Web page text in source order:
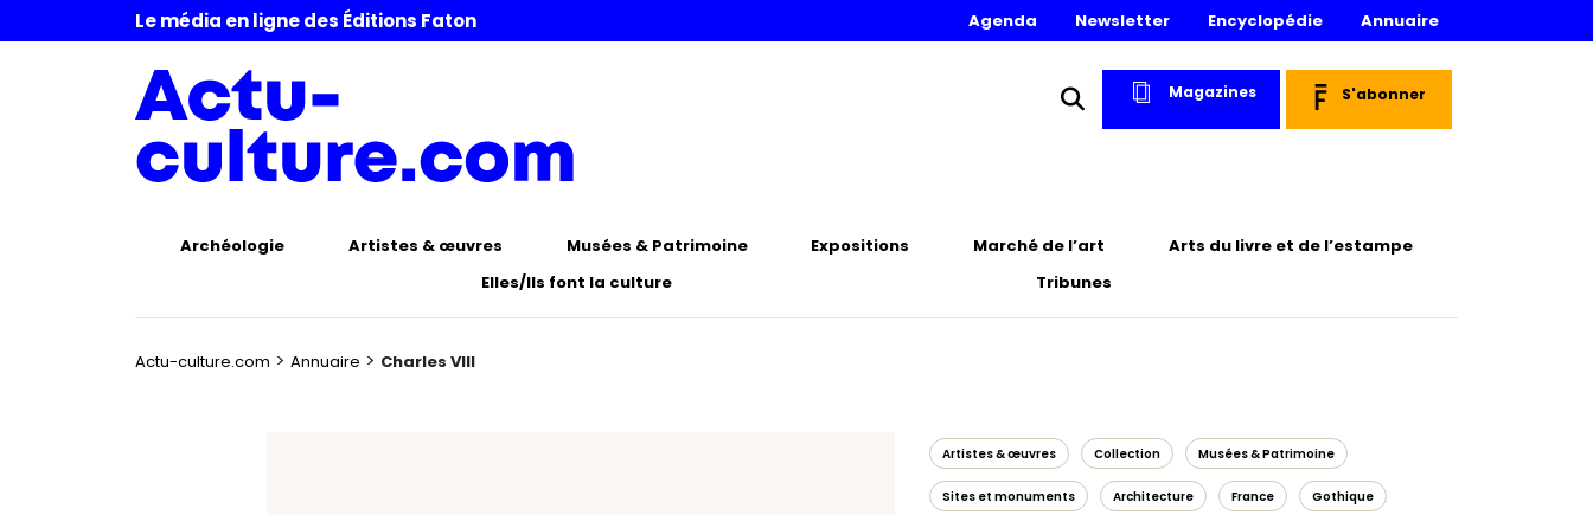
Le média en ligne des Éditions Faton Agenda Newsletter Encyclopédie Annuaire
Magazines S'abonner
Archéologie Artistes & œuvres Musées & Patrimoine Expositions Marché de l’art
Arts du livre et de l’estampe
Elles/Ils font la culture
Tribunes
Actu-culture.com > Annuaire > Charles VIII
Artistes & œuvres Collection Musées & Patrimoine
Sites et monuments Architecture France Gothique